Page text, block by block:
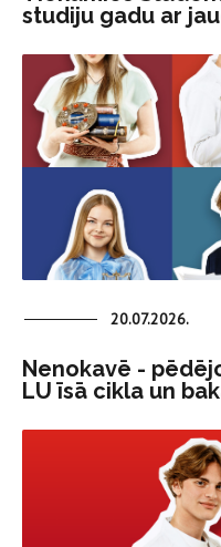
studiju gadu ar
20.07.2026.
Nenokavē -
LU īsā cikla un